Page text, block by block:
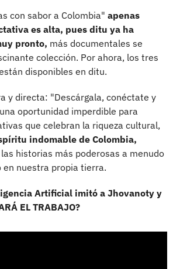
con sabor a Colombia" apenas
es alta, pues ditu ya ha
pronto, más documentales se
colección. Por ahora, los tres
disponibles en ditu.
y directa: "Descárgala, conéctate y
oportunidad imperdible para
que celebran la riqueza cultural,
indomable de Colombia,
historias más poderosas a menudo
nuestra propia tierra.
Artificial imitó a Jhovanoty y
EL TRABAJO?